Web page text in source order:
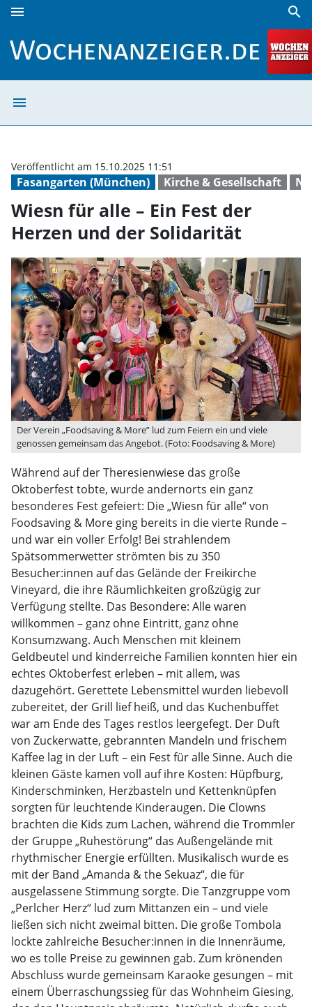
menu search
menu
Fasangarten (München) Kirche & Gesellschaft
Veröffentlicht am 15.10.2025 11:51
Wiesn für alle – Ein Fest der
Herzen und der Solidarität
Der Verein „Foodsaving & More” lud zum Feiern ein und viele
genossen gemeinsam das Angebot. (Foto: Foodsaving & More)
Während auf der Theresienwiese das große
Oktoberfest tobte, wurde andernorts ein ganz
besonderes Fest gefeiert: Die „Wiesn für alle“ von
Foodsaving & More ging bereits in die vierte Runde –
und war ein voller Erfolg! Bei strahlendem
Spätsommerwetter strömten bis zu 350
Besucher:innen auf das Gelände der Freikirche
Vineyard, die ihre Räumlichkeiten großzügig zur
Verfügung stellte. Das Besondere: Alle waren
willkommen – ganz ohne Eintritt, ganz ohne
Konsumzwang. Auch Menschen mit kleinem
Geldbeutel und kinderreiche Familien konnten hier ein
echtes Oktoberfest erleben – mit allem, was
dazugehört. Gerettete Lebensmittel wurden liebevoll
zubereitet, der Grill lief heiß, und das Kuchenbuffet
war am Ende des Tages restlos leergefegt. Der Duft
von Zuckerwatte, gebrannten Mandeln und frischem
Kaffee lag in der Luft – ein Fest für alle Sinne. Auch die
kleinen Gäste kamen voll auf ihre Kosten: Hüpfburg,
Kinderschminken, Herzbasteln und Kettenknüpfen
sorgten für leuchtende Kinderaugen. Die Clowns
brachten die Kids zum Lachen, während die Trommler
der Gruppe „Ruhestörung“ das Außengelände mit
rhythmischer Energie erfüllten. Musikalisch wurde es
mit der Band „Amanda & the Sekuaz“, die für
ausgelassene Stimmung sorgte. Die Tanzgruppe vom
„Perlcher Herz“ lud zum Mittanzen ein – und viele
ließen sich nicht zweimal bitten. Die große Tombola
lockte zahlreiche Besucher:innen in die Innenräume,
wo es tolle Preise zu gewinnen gab. Zum krönenden
Abschluss wurde gemeinsam Karaoke gesungen – mit
einem Überraschungssieg für das Wohnheim Giesing,